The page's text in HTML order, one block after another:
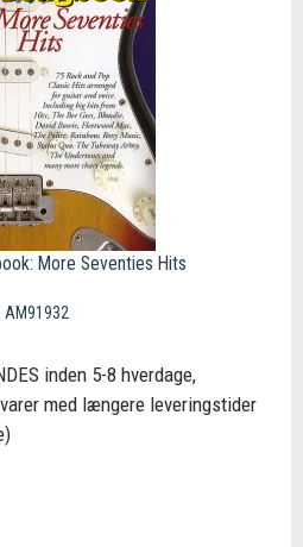
More Seventies Hits
AM91932
inden 5-8 hverdage,
med længere leveringstider